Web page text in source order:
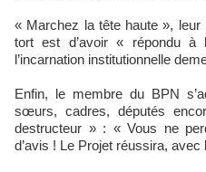
« Marchez la tête haute », leur
tort est d’avoir « répondu à
l’incarnation institutionnelle
Enfin, le membre du BPN
sœurs, cadres, députés
destructeur » : « Vous ne
d’avis ! Le Projet réussira,